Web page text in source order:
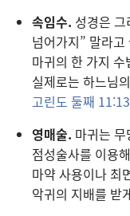
속임수. 성경은
넘어가지” 말라
마귀의 한 가지
실제로는 하느님
고린도 둘째
영매술. 마귀는
점성술사를 이용
마약 사용이나 최
악귀의 지배를 받